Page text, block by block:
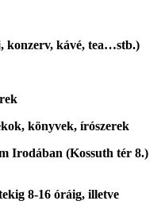
konzerv, kávé, tea…stb.)
könyvek, írószerek
Irodában (Kossuth tér 8.)
8-16 óráig, illetve